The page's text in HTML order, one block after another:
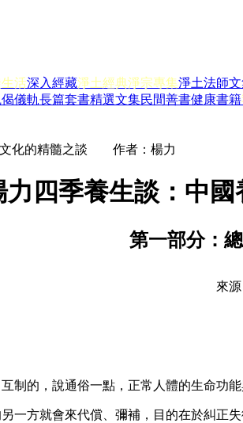
活深入經藏淨土經典淨宗專集淨土法師
儀軌長篇套書精選文集民間善書健康書籍
文化的精髓之談 作者：楊力
力四季養生談：中
第一部分：
來
的，說通俗一點，正常人體的生命功能
方就會來代償、彌補，目的在於糾正